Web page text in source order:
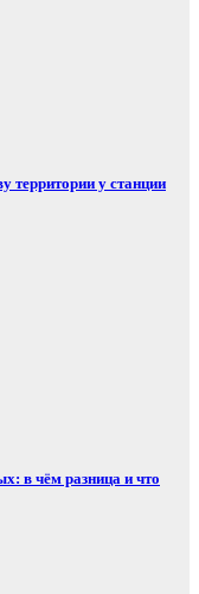
территории у станции
в чём разница и что